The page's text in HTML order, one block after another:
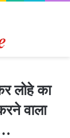
लोहे का
वाला